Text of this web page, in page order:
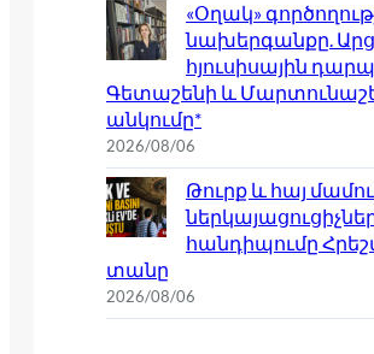
«Օղակ»
նախերգանքը.
հյուսիսային
Գետաշենի և
անկումը*
2026/08/06
Թուրք և հայ
հանդիպումը
տանը
2026/08/06